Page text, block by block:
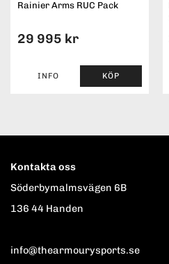
Rainier Arms RUC Pack
29 995 kr
INFO KÖP
Kontakta oss
Söderbymalmsvägen 6B
136 44 Handen
info@thearmourysports.se